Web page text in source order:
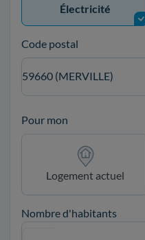
Électricité
Code postal
59660 (MERVILLE)
Pour mon
Logement actuel
Nombre d'habitants